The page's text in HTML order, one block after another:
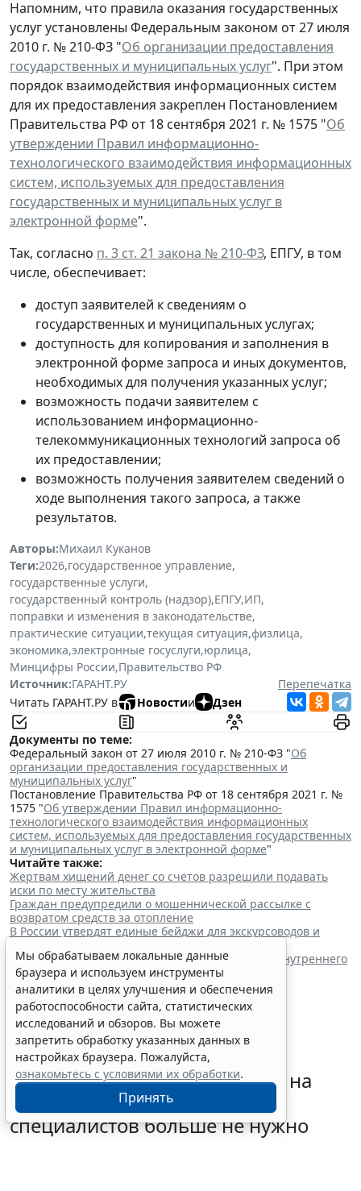
Напомним, что правила оказания государственных
услуг установлены Федеральным законом от 27 июля
2010 г. № 210-ФЗ "Об организации предоставления
государственных и муниципальных услуг". При этом
порядок взаимодействия информационных систем
для их предоставления закреплен Постановлением
Правительства РФ от 18 сентября 2021 г. № 1575 "Об
утверждении Правил информационно-
технологического взаимодействия информационных
систем, используемых для предоставления
государственных и муниципальных услуг в
электронной форме".
Так, согласно п. 3 ст. 21 закона № 210-ФЗ, ЕПГУ, в том
числе, обеспечивает:
доступ заявителей к сведениям о
государственных и муниципальных услугах;
доступность для копирования и заполнения в
электронной форме запроса и иных документов,
необходимых для получения указанных услуг;
возможность подачи заявителем с
использованием информационно-
телекоммуникационных технологий запроса об
их предоставлении;
возможность получения заявителем сведений о
ходе выполнения такого запроса, а также
результатов.
Авторы:Михаил Куканов
Теги:2026,государственное управление,
государственные услуги,
государственный контроль (надзор),ЕПГУ,ИП,
поправки и изменения в законодательстве,
практические ситуации,текущая ситуация,физлица,
экономика,электронные госуслуги,юрлица,
Минцифры России,Правительство РФ
Источник:ГАРАНТ.РУ
Перепечатка
Читать ГАРАНТ.РУ в
Новостии Дзен
Документы по теме:
Федеральный закон от 27 июля 2010 г. № 210-ФЗ "Об
организации предоставления государственных и
муниципальных услуг"
Постановление Правительства РФ от 18 сентября 2021 г. №
1575 "Об утверждении Правил информационно-
технологического взаимодействия информационных
систем, используемых для предоставления государственных
и муниципальных услуг в электронной форме"
Читайте также:
Жертвам хищений денег со счетов разрешили подавать
иски по месту жительства
Граждан предупредили о мошеннической рассылке с
возвратом средств за отопление
В России утвердят единые бейджи для экскурсоводов и
Президент РФ подписал закон об обеспечении внутреннего
рынка бензином
Подавать "летнее" заявление на
отсрочку от армии для ИТ-
специалистов больше не нужно
Мы обрабатываем локальные данные
браузера и используем инструменты
аналитики в целях улучшения и обеспечения
работоспособности сайта, статистических
исследований и обзоров. Вы можете
запретить обработку указанных данных в
настройках браузера. Пожалуйста,
ознакомьтесь с условиями их обработки.
Принять